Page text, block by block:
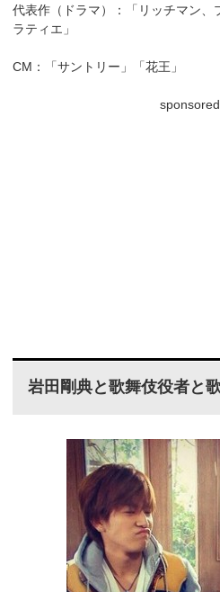
代表作（ドラマ）：「リッチマン、
ラティエ」
CM：「サントリー」「花王」
岩田剛典と歌舞伎役者と